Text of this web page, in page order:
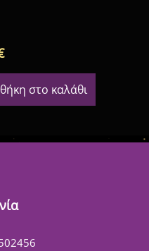
στο καλάθι